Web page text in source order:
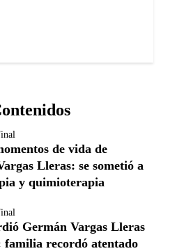
de vida de
Lleras: se sometió a
y quimioterapia
Germán Vargas Lleras
familia recordó atentado